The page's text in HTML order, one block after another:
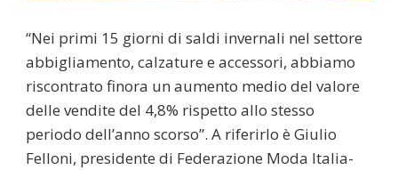
“Nei primi 15 giorni di saldi invernali nel settore
abbigliamento, calzature e accessori, abbiamo
riscontrato finora un aumento medio del valore
delle vendite del 4,8% rispetto allo stesso
periodo dell’anno scorso”. A riferirlo è Giulio
Felloni, presidente di Federazione Moda Italia-